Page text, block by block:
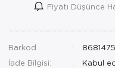
Fiyatı Düşünce
Barkod
İade Bilgisi: